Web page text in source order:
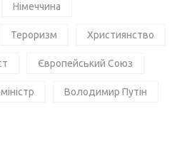
Німеччина
Тероризм Християнство
Європейський Союз
Володимир Путін